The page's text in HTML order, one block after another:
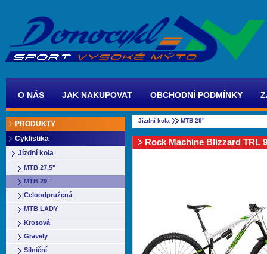
O NÁS JAK NAKUPOVAT OBCHODNÍ PODMÍNKY
PRODUKTY
Cyklistika
Jízdní kola
MTB 27,5"
MTB 29"
Celoodpružená
MTB LADY
Krosová
Gravely
Silniční
Jízdní kola MTB 29"
Rock Machine Blizzard TRL